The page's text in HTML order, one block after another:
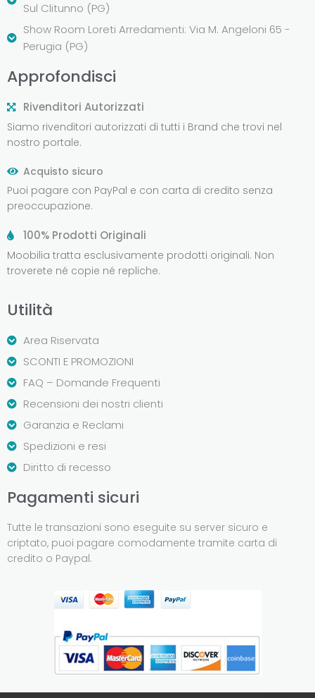
Sul Clitunno (PG)
Show Room Loreti Arredamenti: Via M. Angeloni 65 -
Perugia (PG)
Approfondisci
Rivenditori Autorizzati
Siamo rivenditori autorizzati di tutti i Brand che trovi nel
nostro portale.
Acquisto sicuro
Puoi pagare con PayPal e con carta di credito senza
preoccupazione.
100% Prodotti Originali
Moobilia tratta esclusivamente prodotti originali. Non
troverete né copie né repliche.
Utilità
Area Riservata
SCONTI E PROMOZIONI
FAQ – Domande Frequenti
Recensioni dei nostri clienti
Garanzia e Reclami
Spedizioni e resi
Diritto di recesso
Pagamenti sicuri
Tutte le transazioni sono eseguite su server sicuro e
criptato, puoi pagare comodamente tramite carta di
credito o Paypal.